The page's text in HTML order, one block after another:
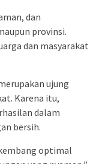
dan
provinsi.
dan masyarakat
ujung
Karena itu,
dalam
bersih.
optimal